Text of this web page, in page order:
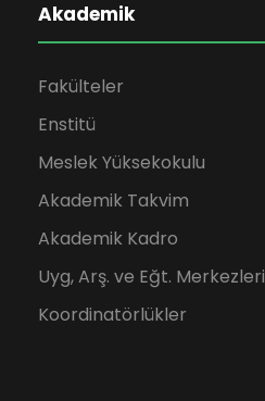
Akademik
Fakülteler
Enstitü
Meslek Yüksekokulu
Akademik Takvim
Akademik Kadro
Uyg, Arş. ve Eğt. Merkezleri
Koordinatörlükler